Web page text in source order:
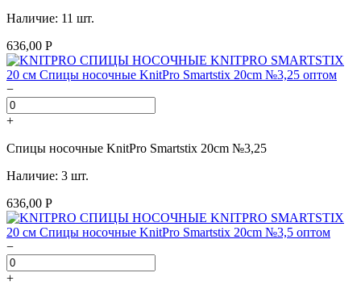
Наличие: 11 шт.
636,00 Р
−
+
Спицы носочные KnitPro Smartstix 20cm №3,25
Наличие: 3 шт.
636,00 Р
−
+